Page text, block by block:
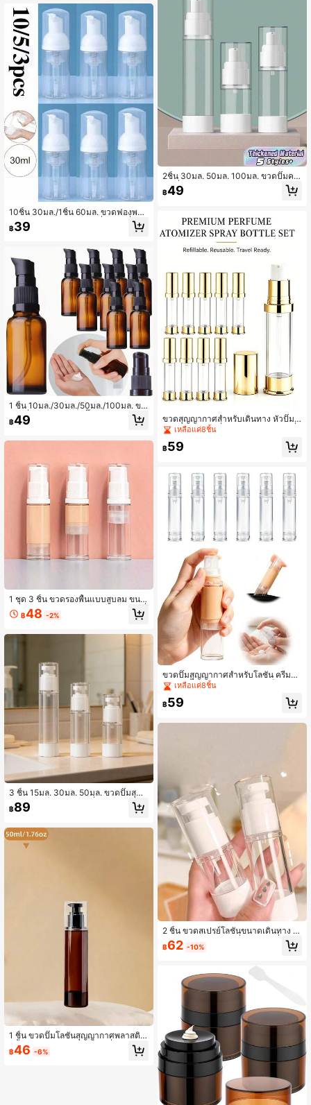
บการเดินทาง, สำหรับรองพื้น, โลชั่น, ข
วดเปล่า
10ชิ้น 30มล./1ชิ้น 60มล. ขวดฟองพลา
สติกโปร่งใสพร้อมสูบฟองที่กันการรั่วไห
ล เหมาะสำหรับน้ำยาล้างจาน แชมพู โ
หรับห้องครัวและห้องน้ำ พกพาได้ สำหรั
บเก็บเครื่องสำอาง ดีไซน์แฟชั่น
฿39
1 ชิ้น 10มล./30มล./50มล./100มล. ขว
ดโลชั่นแก้วสีชา/ขวดปั๊ม 1.01ออนซ์/1.6
9ออนซ์/3.38ออนซ์ ขวดจ่ายโทนเนอร์/เ
ม/น้ำมันหอมระเหย/สบู่, อุปกรณ์เสริมสำ
฿49
1 ชุด 3 ชิ้น ขวดรองพื้นแบบสูบลม ขนา
ด 5 มล./10 มล./15 มล. ภาชนะจ่ายโลชั่
นที่เหมาะสำหรับการเดินทาง มีปั๊มสูญญ
฿48 -2%
3 ชิ้น 15มล. 30มล. 50มล. ขวดปั๊มสุญ
ญากาศใส | ขวดแบ่งเครื่องสำอางสำหรั
บเดินทางแบบรีฟิล
฿89
1 ชิ้น ขวดปั๊มโลชั่นสุญญากาศพลาสติก
สีน้ำตาลเปล่า, ภาชนะเก็บเครื่องสำอาง
ที่เติมได้พร้อมหัวปั๊มสีดำและฝาใส, ขว
฿46 -6%
2ชิ้น 30มล. 50มล. 100มล. ขวดปั๊มครี
มเครื่องสำอางแบบไร้อากาศใส ขนาดพ
กพา สำหรับครีม เจล โลชั่น, ขวดสเปรย์
฿49
ขวดสุญญากาศสำหรับเดินทาง หัวปั๊มสี
ทอง ป้องกันการรั่วซึม ภาชนะบรรจุเครื่
ทองหรูหรา ขวดโลชั่น รองพื้น เซรั่มแบ
เหลือแค่8ชิ้น
฿59
ขวดปั๊มสุญญากาศสำหรับโลชั่น ครีมทา
ตา รองพื้น ขวดเดินทางขนาดเล็ก บรรจุ
ภัณฑ์ตัวอย่างเครื่องสำอาง เครื่องมือเค
รื่องสำอางพกพา ขวดปั๊มเติมได้ ขวดเป
เครื่องมือเครื่องสำอางราคาถูก ของขวั
เหลือแค่8ชิ้น
฿59
2 ชิ้น ขวดสเปรย์โลชั่นขนาดเดินทาง 5
0 มล. ภาชนะบรรจุเครื่องสำอางที่สามา
รถเติมได้ พร้อมหัวปั๊มละอองละเอียด ขว
รั่ม เครื่องล้างเครื่องสำอาง โลชั่นบำรุงผิ
ว พกพาง่าย ออกแบบกันรั่ว อุปกรณ์เสริ
มความงามสำหรับการดูแลประจำวัน วั
฿62 -10%